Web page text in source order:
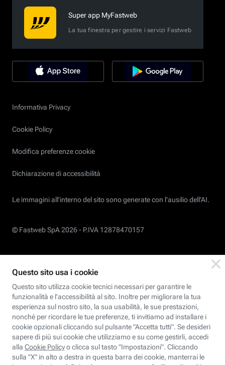
Super app MyFastweb
La tua finestra per gestire i servizi Fastweb
Informativa Privacy
Cookie Policy
Modifica preferenze cookie
Dichiarazione di accessibilità
Le immagini all’interno del sito sono generate con l'ausilio dell'AI.
© Fastweb SpA 2026 - P.IVA 12878470157